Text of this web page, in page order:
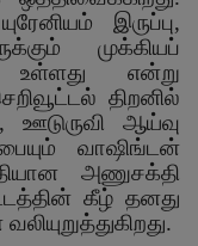
இருப்பு,
முக்கியப்
உள்ளது என்று
திறனில்
, ஊடுருவி ஆய்வு
வாஷிங்டன்
அணுசக்தி
கீழ் தனது